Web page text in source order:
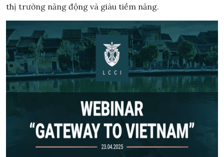
thị trường năng động và giàu tiềm năng.